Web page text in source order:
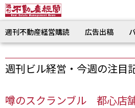
週刊不動産経営購読 広告出稿
週刊ビル経営・今週の注目
噂のスクランブル 都心店